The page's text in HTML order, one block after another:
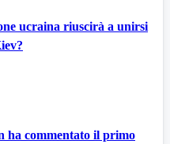
ucraina riuscirà a unirsi
ha commentato il primo